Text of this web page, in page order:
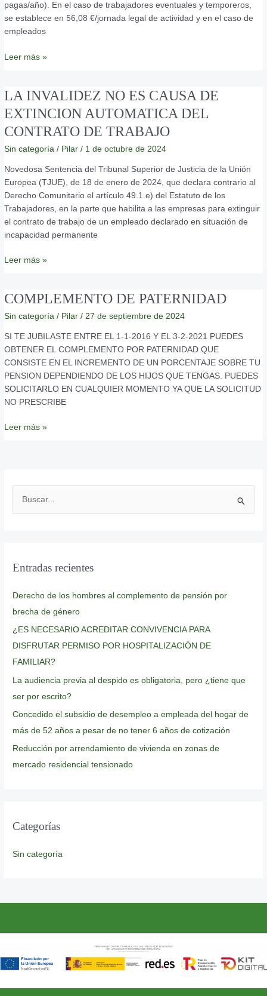
pagas/año). En el caso de trabajadores eventuales y temporeros,
se establece en 56,08 €/jornada legal de actividad y en el caso de
empleados
Leer más »
LA INVALIDEZ NO ES CAUSA DE
EXTINCION AUTOMATICA DEL
CONTRATO DE TRABAJO
Sin categoría / Pilar/ 1 de octubre de 2024
Novedosa Sentencia del Tribunal Superior de Justicia de la Unión
Europea (TJUE), de 18 de enero de 2024, que declara contrario al
Derecho Comunitario el artículo 49.1.e) del Estatuto de los
Trabajadores, en la parte que habilita a las empresas para extinguir
el contrato de trabajo de un empleado declarado en situación de
incapacidad permanente
LA
NO
ES
CAUSA
EXTINCION
AUTOMATICA
DEL
CONTRATO
DE
TRABAJO
Leer más »
COMPLEMENTO DE PATERNIDAD
Sin categoría / Pilar/27 de septiembre de 2024
SI TE JUBILASTE ENTRE EL 1-1-2016 Y EL 3-2-2021 PUEDES
OBTENER EL COMPLEMENTO POR PATERNIDAD QUE
CONSISTE EN EL INCREMENTO DE UN PORCENTAJE SOBRE TU
PENSION DEPENDIENDO DE LOS HIJOS QUE TENGAS. PUEDES
SOLICITARLO EN CUALQUIER MOMENTO YA QUE LA SOLICITUD
NO PRESCRIBE
COMPLEMENTO
PATERNIDAD
Leer más »
a
p
o
r
:
Entradas recientes
Derecho de los hombres al complemento de pensión por
brecha de género
¿ES NECESARIO ACREDITAR CONVIVENCIA PARA
DISFRUTAR PERMISO POR HOSPITALIZACIÓN DE
FAMILIAR?
La audiencia previa al despido es obligatoria, pero ¿tiene que
ser por escrito?
Concedido el subsidio de desempleo a empleada del hogar de
más de 52 años a pesar de no tener 6 años de cotización
Reducción por arrendamiento de vivienda en zonas de
mercado residencial tensionado
Categorías
Sin categoría